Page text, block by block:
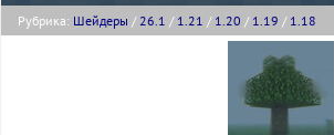
Рубрика: Шейдеры /26.1 / 1.21 / 1.20 / 1.19 / 1.18